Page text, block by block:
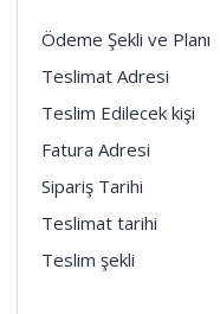
Ödeme Şekli ve Planı
Teslimat Adresi
Teslim Edilecek kişi
Fatura Adresi
Sipariş Tarihi
Teslimat tarihi
Teslim şekli